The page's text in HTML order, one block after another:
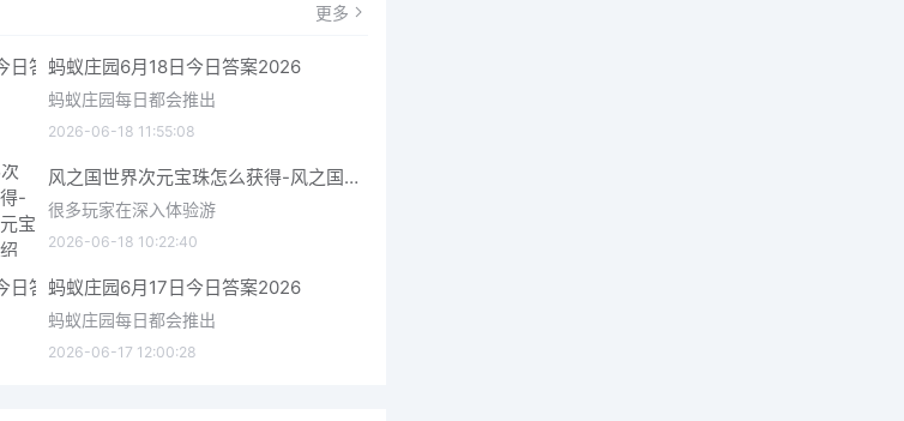
更多
蚂蚁庄园6月18日今日答案2026
蚂蚁庄园每日都会推出
2026-06-18 11:55:08
风之国世界次元宝珠怎么获得-风之国世界次元宝珠获取方法介绍
很多玩家在深入体验游
2026-06-18 10:22:40
蚂蚁庄园6月17日今日答案2026
蚂蚁庄园每日都会推出
2026-06-17 12:00:28